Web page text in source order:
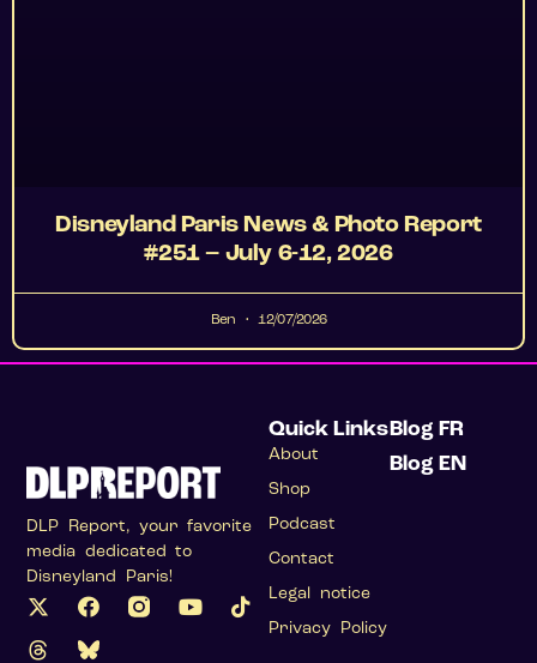
Disneyland Paris News & Photo Report
#251 – July 6-12, 2026
Ben 12/07/2026
DLP Report, your favorite
media dedicated to
Disneyland Paris!
Blog FR
Blog EN
Quick Links
About
Shop
Podcast
Contact
Legal notice
Privacy Policy